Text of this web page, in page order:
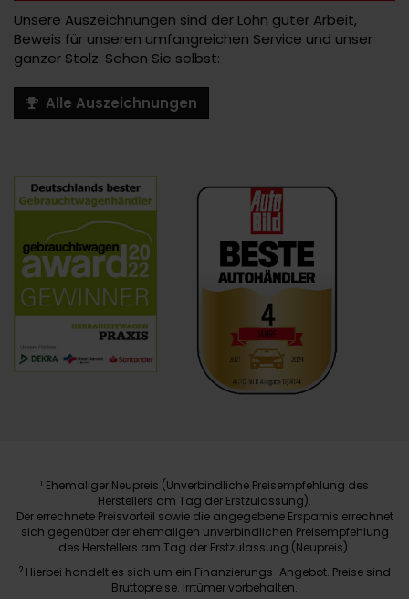
Unsere Auszeichnungen sind der Lohn guter Arbeit,
Beweis für unseren umfangreichen Service und unser
ganzer Stolz. Sehen Sie selbst:
Alle Auszeichnungen
1 Ehemaliger Neupreis (Unverbindliche Preisempfehlung des
Herstellers am Tag der Erstzulassung).
Der errechnete Preisvorteil sowie die angegebene Ersparnis errechnet
sich gegenüber der ehemaligen unverbindlichen Preisempfehlung
des Herstellers am Tag der Erstzulassung (Neupreis).
2 Hierbei handelt es sich um ein Finanzierungs-Angebot. Preise sind
Bruttopreise. Irrtümer vorbehalten.